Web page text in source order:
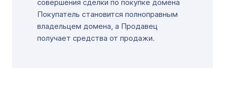
совершения сделки по покупке домена
Покупатель становится полноправным
владельцем домена, а Продавец
получает средства от продажи.